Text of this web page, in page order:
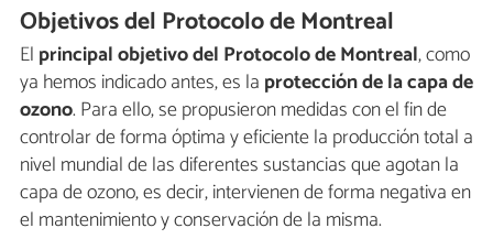
Objetivos del Protocolo de Montreal
El principal objetivo del Protocolo de Montreal, como
ya hemos indicado antes, es la protección de la capa de
ozono. Para ello, se propusieron medidas con el fin de
controlar de forma óptima y eficiente la producción total a
nivel mundial de las diferentes sustancias que agotan la
capa de ozono, es decir, intervienen de forma negativa en
el mantenimiento y conservación de la misma.